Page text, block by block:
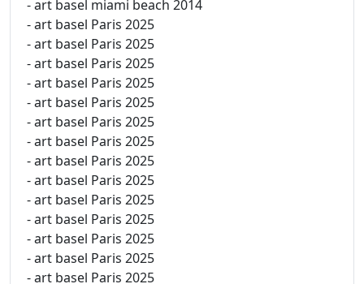
- art basel miami beach 2014
- art basel Paris 2025
- art basel Paris 2025
- art basel Paris 2025
- art basel Paris 2025
- art basel Paris 2025
- art basel Paris 2025
- art basel Paris 2025
- art basel Paris 2025
- art basel Paris 2025
- art basel Paris 2025
- art basel Paris 2025
- art basel Paris 2025
- art basel Paris 2025
- art basel Paris 2025